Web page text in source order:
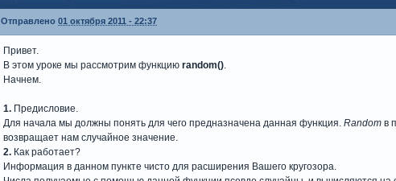
Отправлено01 октября 2011 - 22:37
Привет.
В этом уроке мы рассмотрим функциюrandom()
Начнем.
1. Предисловие.
Для начала мы должны понять для чего предназначена данная функция.Random в
возвращает нам случайное значение.
2. Как работает?
Информация в данном пункте чисто для расширения Вашего кругозора.